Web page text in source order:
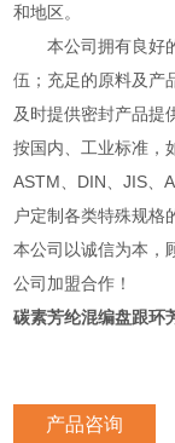
和地区。
本公司拥有良好的
伍；充足的原料及产
及时提供密封产品提
按国内、工业标准，
ASTM、DIN、JIS、
户定制各类特殊规格
本公司以诚信为本，
公司加盟合作！
碳素芳纶混编盘跟环
产品咨询